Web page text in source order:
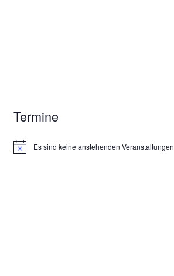
Termine
H
Es sind keine anstehenden